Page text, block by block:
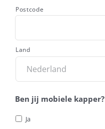
Postcode
Land
Ben jij mobiele kapper?
Ja